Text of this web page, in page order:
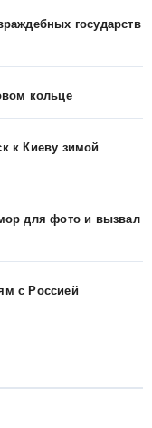
государств
кольце
к Киеву зимой
для фото и вызвал
с Россией